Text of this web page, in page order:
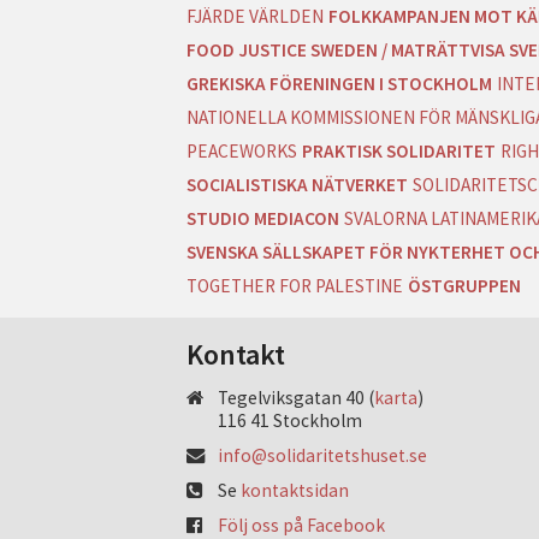
FJÄRDE VÄRLDEN FOLKKAMPANJEN MOT
FOOD JUSTICE SWEDEN / MATRÄTTVISA
GREKISKA FÖRENINGEN I STOCKHOLM
NATIONELLA KOMMISSIONEN FÖR
PEACEWORKS PRAKTISK SOLIDARITET
SOCIALISTISKA NÄTVERKET
STUDIO MEDIACON SVALORNA
SVENSKA SÄLLSKAPET FÖR NYKTERHET
TOGETHER FOR PALESTINE ÖSTGRUPPEN
Kontakt
Tegelviksgatan 40 (karta)
116 41 Stockholm
info@solidaritetshuset.se
Se kontaktsidan
Följ oss på Facebook